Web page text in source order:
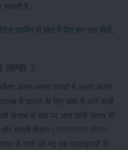
सकती है।
फार्मिंग से खेत में पैदा कर रहा मोती,
अलग-अलग राज्यों में अलग-अलग
में डालने के लिए काम में आने वाली
हिसाब से वहां पर आने वाली लागत भी
मछली विभाग ( मत्स्यपालन विभाग -
से जारी की गई एक एडवाइजरी के